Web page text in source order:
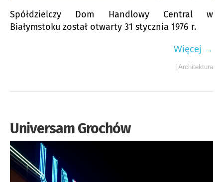
Spółdzielczy Dom Handlowy Central w
Białymstoku został otwarty 31 stycznia 1976 r.
Więcej →
Architektura
Universam Grochów